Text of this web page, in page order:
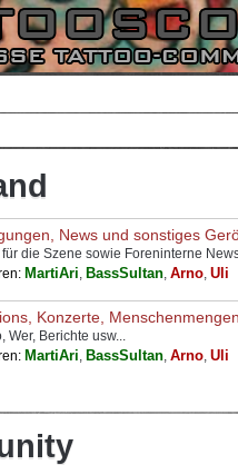
News und sonstiges
für die Szene sowie Foreninterne
MartiAri, BassSultan, Arno, Uli
Konzerte, Menschenmengen
Wer, Berichte usw...
MartiAri, BassSultan, Arno, Uli